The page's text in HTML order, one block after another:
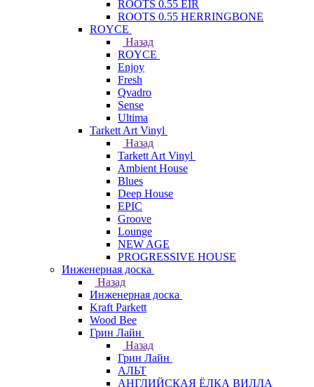
ROOTS 0.55 EIR
ROOTS 0.55 HERRINGBONE
ROYCE
Назад
ROYCE
Enjoy
Fresh
Qvadro
Sense
Ultima
Tarkett Art Vinyl
Назад
Tarkett Art Vinyl
Ambient House
Blues
Deep House
EPIC
Groove
Lounge
NEW AGE
PROGRESSIVE HOUSE
Инженерная доска
Назад
Инженерная доска
Kraft Parkett
Wood Bee
Грин Лайн
Назад
Грин Лайн
АЛЬТ
АНГЛИЙСКАЯ ЁЛКА ВИЛЛА